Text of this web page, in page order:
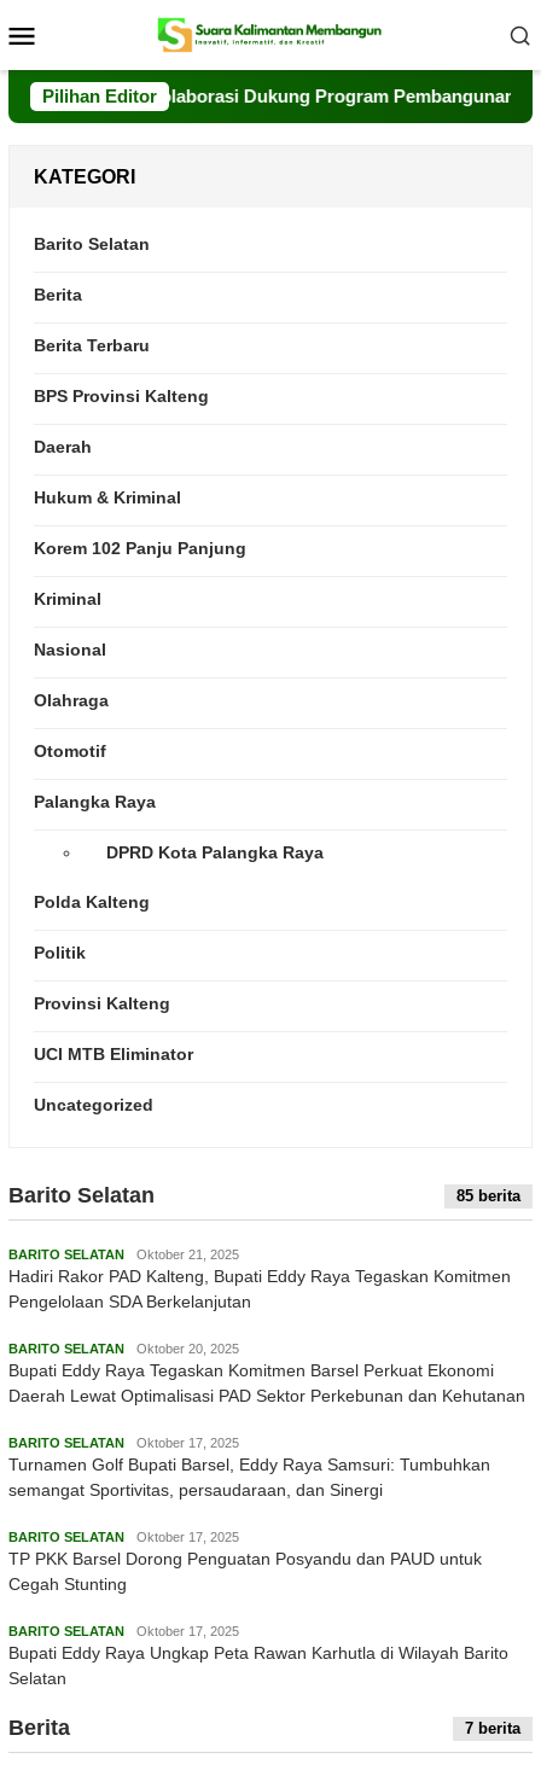
ke
Mobile
Pilihan Editor
Kolaborasi Dukung Program Pembangunan Daerah
KATEGORI
Barito Selatan
Berita
Berita Terbaru
BPS Provinsi Kalteng
Daerah
Hukum & Kriminal
Korem 102 Panju Panjung
Kriminal
Nasional
Olahraga
Otomotif
Palangka Raya
DPRD Kota Palangka Raya
Polda Kalteng
Politik
Provinsi Kalteng
UCI MTB Eliminator
Uncategorized
Indeks
Barito Selatan 85 berita
BARITO SELATAN Oktober 21, 2025
Hadiri Rakor PAD Kalteng, Bupati Eddy Raya Tegaskan Komitmen
Pengelolaan SDA Berkelanjutan
BARITO SELATAN Oktober 20, 2025
Bupati Eddy Raya Tegaskan Komitmen Barsel Perkuat Ekonomi
Daerah Lewat Optimalisasi PAD Sektor Perkebunan dan Kehutanan
BARITO SELATAN Oktober 17, 2025
Turnamen Golf Bupati Barsel, Eddy Raya Samsuri: Tumbuhkan
semangat Sportivitas, persaudaraan, dan Sinergi
BARITO SELATAN Oktober 17, 2025
TP PKK Barsel Dorong Penguatan Posyandu dan PAUD untuk
Cegah Stunting
BARITO SELATAN Oktober 17, 2025
Bupati Eddy Raya Ungkap Peta Rawan Karhutla di Wilayah Barito
Selatan
Berita 7 berita